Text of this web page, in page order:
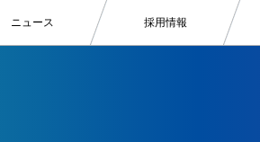
ニュース 採用情報